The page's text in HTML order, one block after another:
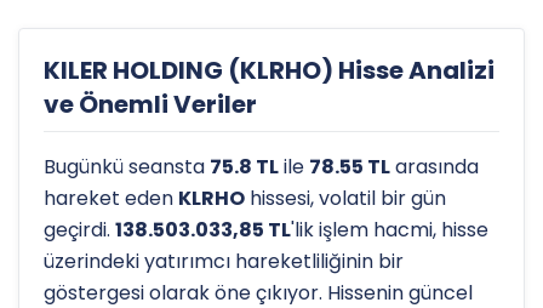
KILER HOLDING (KLRHO) Hisse Analizi
ve Önemli Veriler
Bugünkü seansta 75.8 TLile 78.55 TLarasında
hareket eden KLRHO hissesi, volatil bir gün
geçirdi. 138.503.033,85 TL'lik işlem hacmi, hisse
üzerindeki yatırımcı hareketliliğinin bir
göstergesi olarak öne çıkıyor. Hissenin güncel